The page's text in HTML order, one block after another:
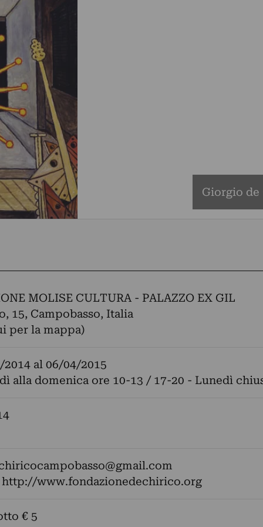
Giorgio de
MOLISE CULTURA - PALAZZO EX GIL
15, Campobasso, Italia
per la mappa)
2014al 06/04/2015
alla domenica ore 10-13 / 17-20 - Lunedì
http://www.fondazionedechirico.org
€ 5